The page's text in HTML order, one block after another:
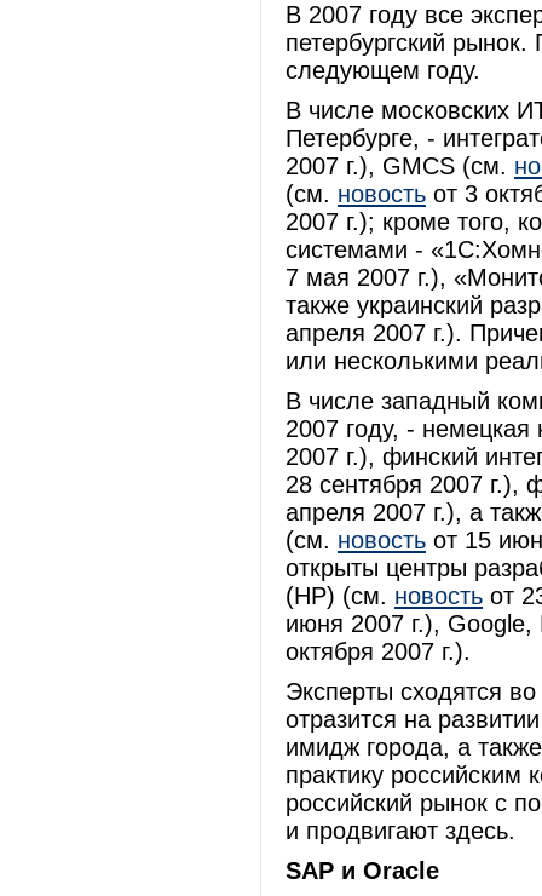
В 2007 году все
петербургский
следующем году.
В числе московских
Петербурге, -
2007 г.), GMCS (см.
(см. новость от 3
2007 г.); кроме того,
системами -
7 мая 2007 г.),
также украинский
апреля 2007 г.).
или несколькими
В числе западный
2007 году, -
2007 г.), финский
28 сентября 2007 г.),
апреля 2007 г.), а
(см. новость от 15
открыты центры
(HP) (см. новость от
июня 2007 г.),
октября 2007 г.).
Эксперты сходятся
отразится на
имидж города, а
практику российским
российский рынок с
и продвигают здесь.
SAP и Oracle